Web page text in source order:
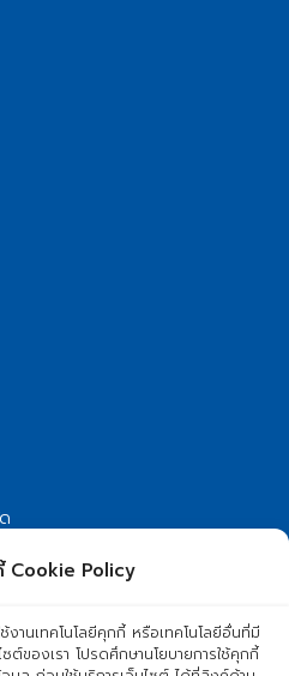
Cookie Policy
งานเทคโนโลยีคุกกี้ หรือเทคโนโลยีอื่นที่มี
ของเรา โปรดศึกษานโยบายการใช้คุกกี้
กชี เขตหนองจอก